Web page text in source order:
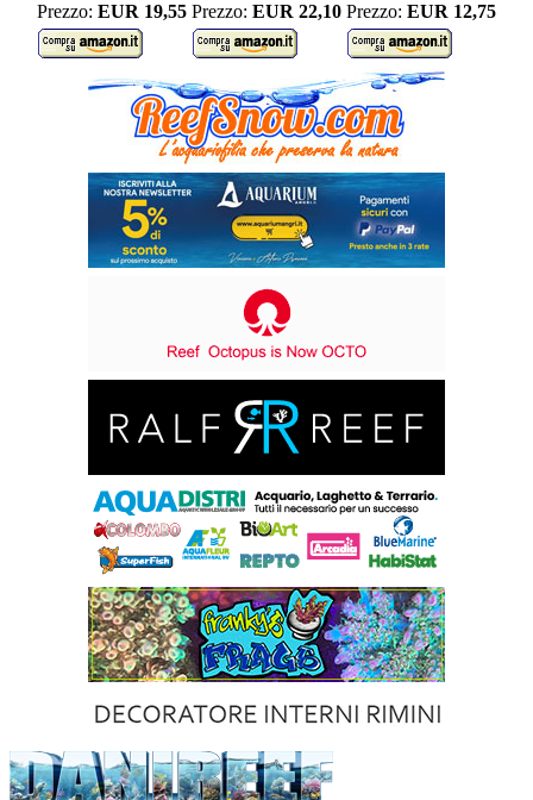
Prezzo: EUR 19,55 Prezzo: EUR 22,10 Prezzo: EUR 12,75